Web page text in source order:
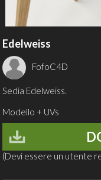
Edelweiss
FofoC4D
Sedia Edelweiss.
Modello + UVs
(Devi essere un utente